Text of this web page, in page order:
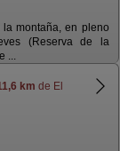
montaña, en pleno
(Reserva de la
...
km de El